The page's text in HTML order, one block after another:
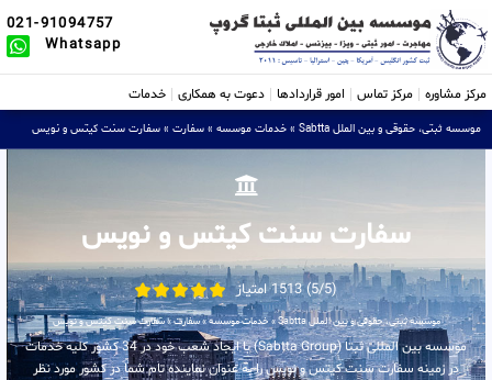
021-91094757
Whatsapp
مرکز مشاوره مرکز تماس امور قراردادها دعوت به همکاری خدمات
موسسه ثبتی، حقوقی و بین الملل Sabtta » خدمات موسسه » سفارت » سفارت سنت کیتس و نویس
سفارت سنت کیتس و نویس
(5/5) 1513 امتیاز
موسسه ثبتی، حقوقی و بین الملل Sabtta »خدمات موسسه»سفارت»سفارت سنت کیتس و نویس
موسسه بین المللی ثبتا (Sabtta Group) با ایجاد شعب خود در 34 کشور کلیه خدمات
در زمینه سفارت سنت کیتس و نویس را به عنوان نماینده تام شما در کشور مورد نظر